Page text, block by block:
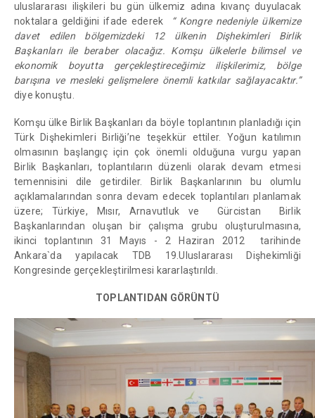
uluslararası ilişkileri bu gün ülkemiz adına kıvanç duyulacak
noktalara geldiğini ifade ederek
“ Kongre nedeniyle ülkemize
davet edilen bölgemizdeki 12 ülkenin Dişhekimleri Birlik
Başkanları ile beraber olacağız. Komşu ülkelerle bilimsel ve
ekonomik boyutta gerçekleştireceğimiz ilişkilerimiz, bölge
barışına ve mesleki gelişmelere önemli katkılar sağlayacaktır.”
diye konuştu.
Komşu ülke Birlik Başkanları da böyle toplantının planladığı için
Türk Dişhekimleri Birliği’ne teşekkür ettiler. Yoğun katılımın
olmasının başlangıç için çok önemli olduğuna vurgu yapan
Birlik Başkanları, toplantıların düzenli olarak devam etmesi
temennisini dile getirdiler. Birlik Başkanlarının bu olumlu
açıklamalarından sonra devam edecek toplantıları planlamak
üzere; Türkiye, Mısır, Arnavutluk ve Gürcistan Birlik
Başkanlarından oluşan bir çalışma grubu oluşturulmasına,
ikinci toplantının 31 Mayıs - 2 Haziran 2012 tarihinde
Ankara`da yapılacak TDB 19.Uluslararası Dişhekimliği
Kongresinde gerçekleştirilmesi kararlaştırıldı.
TOPLANTIDAN GÖRÜNTÜ